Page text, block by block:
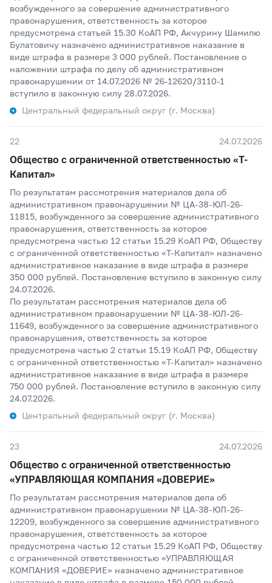
возбужденного за совершение административного
правонарушения, ответственность за которое
предусмотрена статьей 15.30 КоАП РФ, Акчурину Шамилю
Булатовичу назначено административное наказание в
виде штрафа в размере 3 000 рублей. Постановление о
наложении штрафа по делу об административном
правонарушении от 14.07.2026 № 26-12620/3110-1
вступило в законную силу 28.07.2026.
Центральный федеральный округ (г. Москва)
22 24.07.2026
Общество с ограниченной ответственностью «Т-
Капитал»
По результатам рассмотрения материалов дела об
административном правонарушении № ЦА-38-ЮЛ-26-
11815, возбужденного за совершение административного
правонарушения, ответственность за которое
предусмотрена частью 12 статьи 15.29 КоАП РФ, Обществу
с ограниченной ответственностью «Т-Капитал» назначено
административное наказание в виде штрафа в размере
350 000 рублей. Постановление вступило в законную силу
24.07.2026.
По результатам рассмотрения материалов дела об
административном правонарушении № ЦА-38-ЮЛ-26-
11649, возбужденного за совершение административного
правонарушения, ответственность за которое
предусмотрена частью 2 статьи 15.19 КоАП РФ, Обществу
с ограниченной ответственностью «Т-Капитал» назначено
административное наказание в виде штрафа в размере
750 000 рублей. Постановление вступило в законную силу
24.07.2026.
Центральный федеральный округ (г. Москва)
23 24.07.2026
Общество с ограниченной ответственностью
«УПРАВЛЯЮЩАЯ КОМПАНИЯ «ДОВЕРИЕ»
По результатам рассмотрения материалов дела об
административном правонарушении № ЦА-38-ЮЛ-26-
12209, возбужденного за совершение административного
правонарушения, ответственность за которое
предусмотрена частью 12 статьи 15.29 КоАП РФ, Обществу
с ограниченной ответственностью «УПРАВЛЯЮЩАЯ
КОМПАНИЯ «ДОВЕРИЕ» назначено административное